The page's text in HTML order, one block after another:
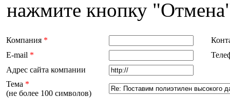
нажмите кнопку
Компания *
E-mail *
Адрес сайта компании
Тема *
(не более 100 символов)